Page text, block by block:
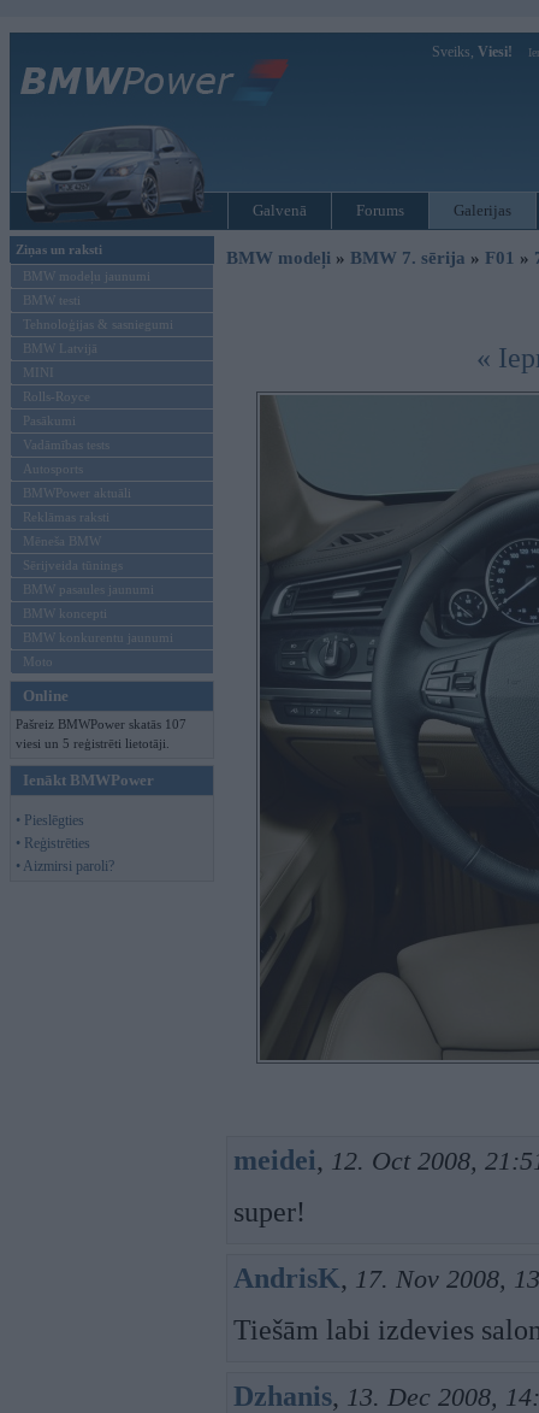
Sveiks, Viesi!
Galvenā Forums Galerijas
Ziņas un raksti
BMW modeļu jaunumi
BMW testi
Tehnoloģijas & sasniegumi
BMW Latvijā
MINI
Rolls-Royce
Pasākumi
Vadāmības tests
Autosports
BMWPower aktuāli
Reklāmas raksti
Mēneša BMW
Sērijveida tūnings
BMW pasaules jaunumi
BMW koncepti
BMW konkurentu jaunumi
Moto
Online
Pašreiz BMWPower skatās 107
viesi un 5 reģistrēti lietotāji.
Ienākt BMWPower
• Pieslēgties
• Reģistrēties
• Aizmirsi paroli?
BMW modeļi » BMW 7. sērija » F01 »
«
meidei, 12. Oct 2008,
super!
AndrisK, 17. Nov 2008,
Tiešām labi izdevies
Dzhanis, 13. Dec 2008,